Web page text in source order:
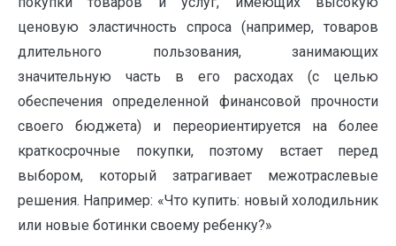
ценовую эластичность спроса (например, товаров
длительного пользования, занимающих
значительную часть в его расходах (с целью
обеспечения определенной финансовой прочности
своего бюджета) и переориентируется на более
краткосрочные покупки, поэтому встает перед
выбором, который затрагивает межотраслевые
решения. Например: «Что купить: новый холодильник
или новые ботинки своему ребенку?»